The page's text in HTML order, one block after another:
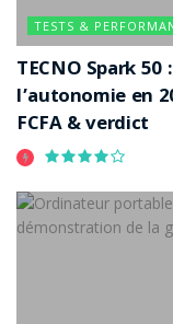
TESTS &
TECNO Spark
l’autonomie en
FCFA & verdict